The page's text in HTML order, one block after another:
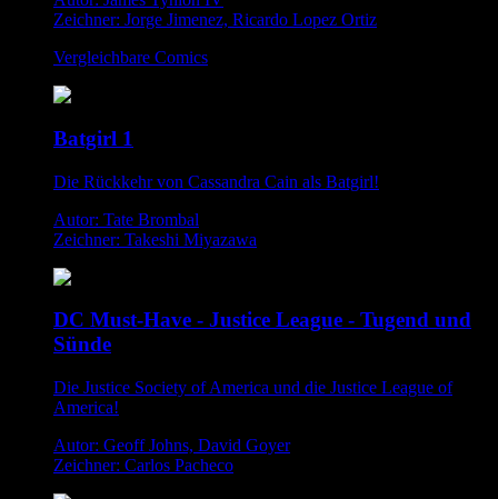
Zeichner: Jorge Jimenez, Ricardo Lopez Ortiz
Vergleichbare Comics
Batgirl 1
Die Rückkehr von Cassandra Cain als Batgirl!
Autor: Tate Brombal
Zeichner: Takeshi Miyazawa
DC Must-Have - Justice League - Tugend und
Sünde
Die Justice Society of America und die Justice League of
America!
Autor: Geoff Johns, David Goyer
Zeichner: Carlos Pacheco